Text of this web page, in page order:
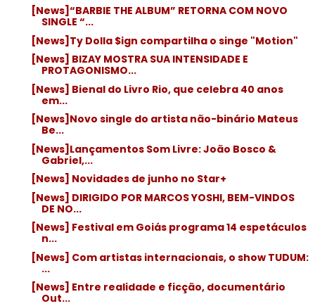
[News]“BARBIE THE ALBUM” RETORNA COM NOVO
SINGLE “...
[News]Ty Dolla $ign compartilha o singe "Motion"
[News] BIZAY MOSTRA SUA INTENSIDADE E
PROTAGONISMO...
[News] Bienal do Livro Rio, que celebra 40 anos
em...
[News]Novo single do artista não-binário Mateus
Be...
[News]Lançamentos Som Livre: João Bosco &
Gabriel,...
[News] Novidades de junho no Star+
[News] DIRIGIDO POR MARCOS YOSHI, BEM-VINDOS
DE NO...
[News] Festival em Goiás programa 14 espetáculos
n...
[News] Com artistas internacionais, o show TUDUM:
...
[News] Entre realidade e ficção, documentário
Out...